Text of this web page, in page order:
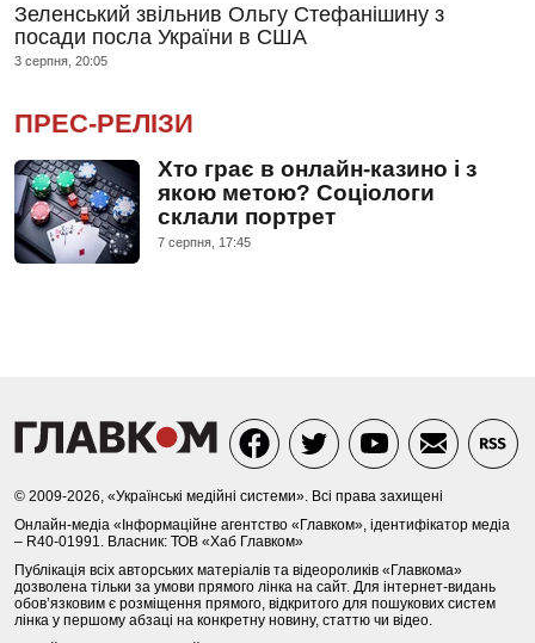
Зеленський звільнив Ольгу Стефанішину з
посади посла України в США
3 серпня, 20:05
ПРЕС-РЕЛІЗИ
Хто грає в онлайн-казино і з
якою метою? Соціологи
склали портрет
7 серпня, 17:45
© 2009-2026, «Українські медійні системи». Всі права захищені
Онлайн-медіа «Інформаційне агентство «Главком», ідентифікатор медіа
– R40-01991. Власник: ТОВ «Хаб Главком»
Публікація всіх авторських матеріалів та відеороликів «Главкома»
дозволена тільки за умови прямого лінка на сайт. Для інтернет-видань
обов’язковим є розміщення прямого, відкритого для пошукових систем
лінка у першому абзаці на конкретну новину, статтю чи відео.